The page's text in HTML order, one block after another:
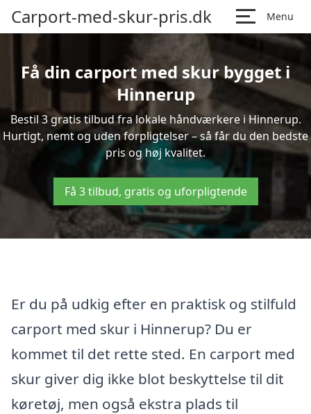
Carport-med-skur-pris.dk Menu
Få din carport med skur bygget i
Hinnerup
Bestil 3 gratis tilbud fra lokale håndværkere i Hinnerup.
Hurtigt, nemt og uden forpligtelser – så får du den bedste
pris og høj kvalitet.
Få 3 tilbud, gratis og uforpligtende
Er du på udkig efter en praktisk og stilfuld
carport med skur i Hinnerup? Du er
kommet til det rette sted. En carport med
skur giver dig ikke blot beskyttelse til dit
køretøj, men også ekstra plads til